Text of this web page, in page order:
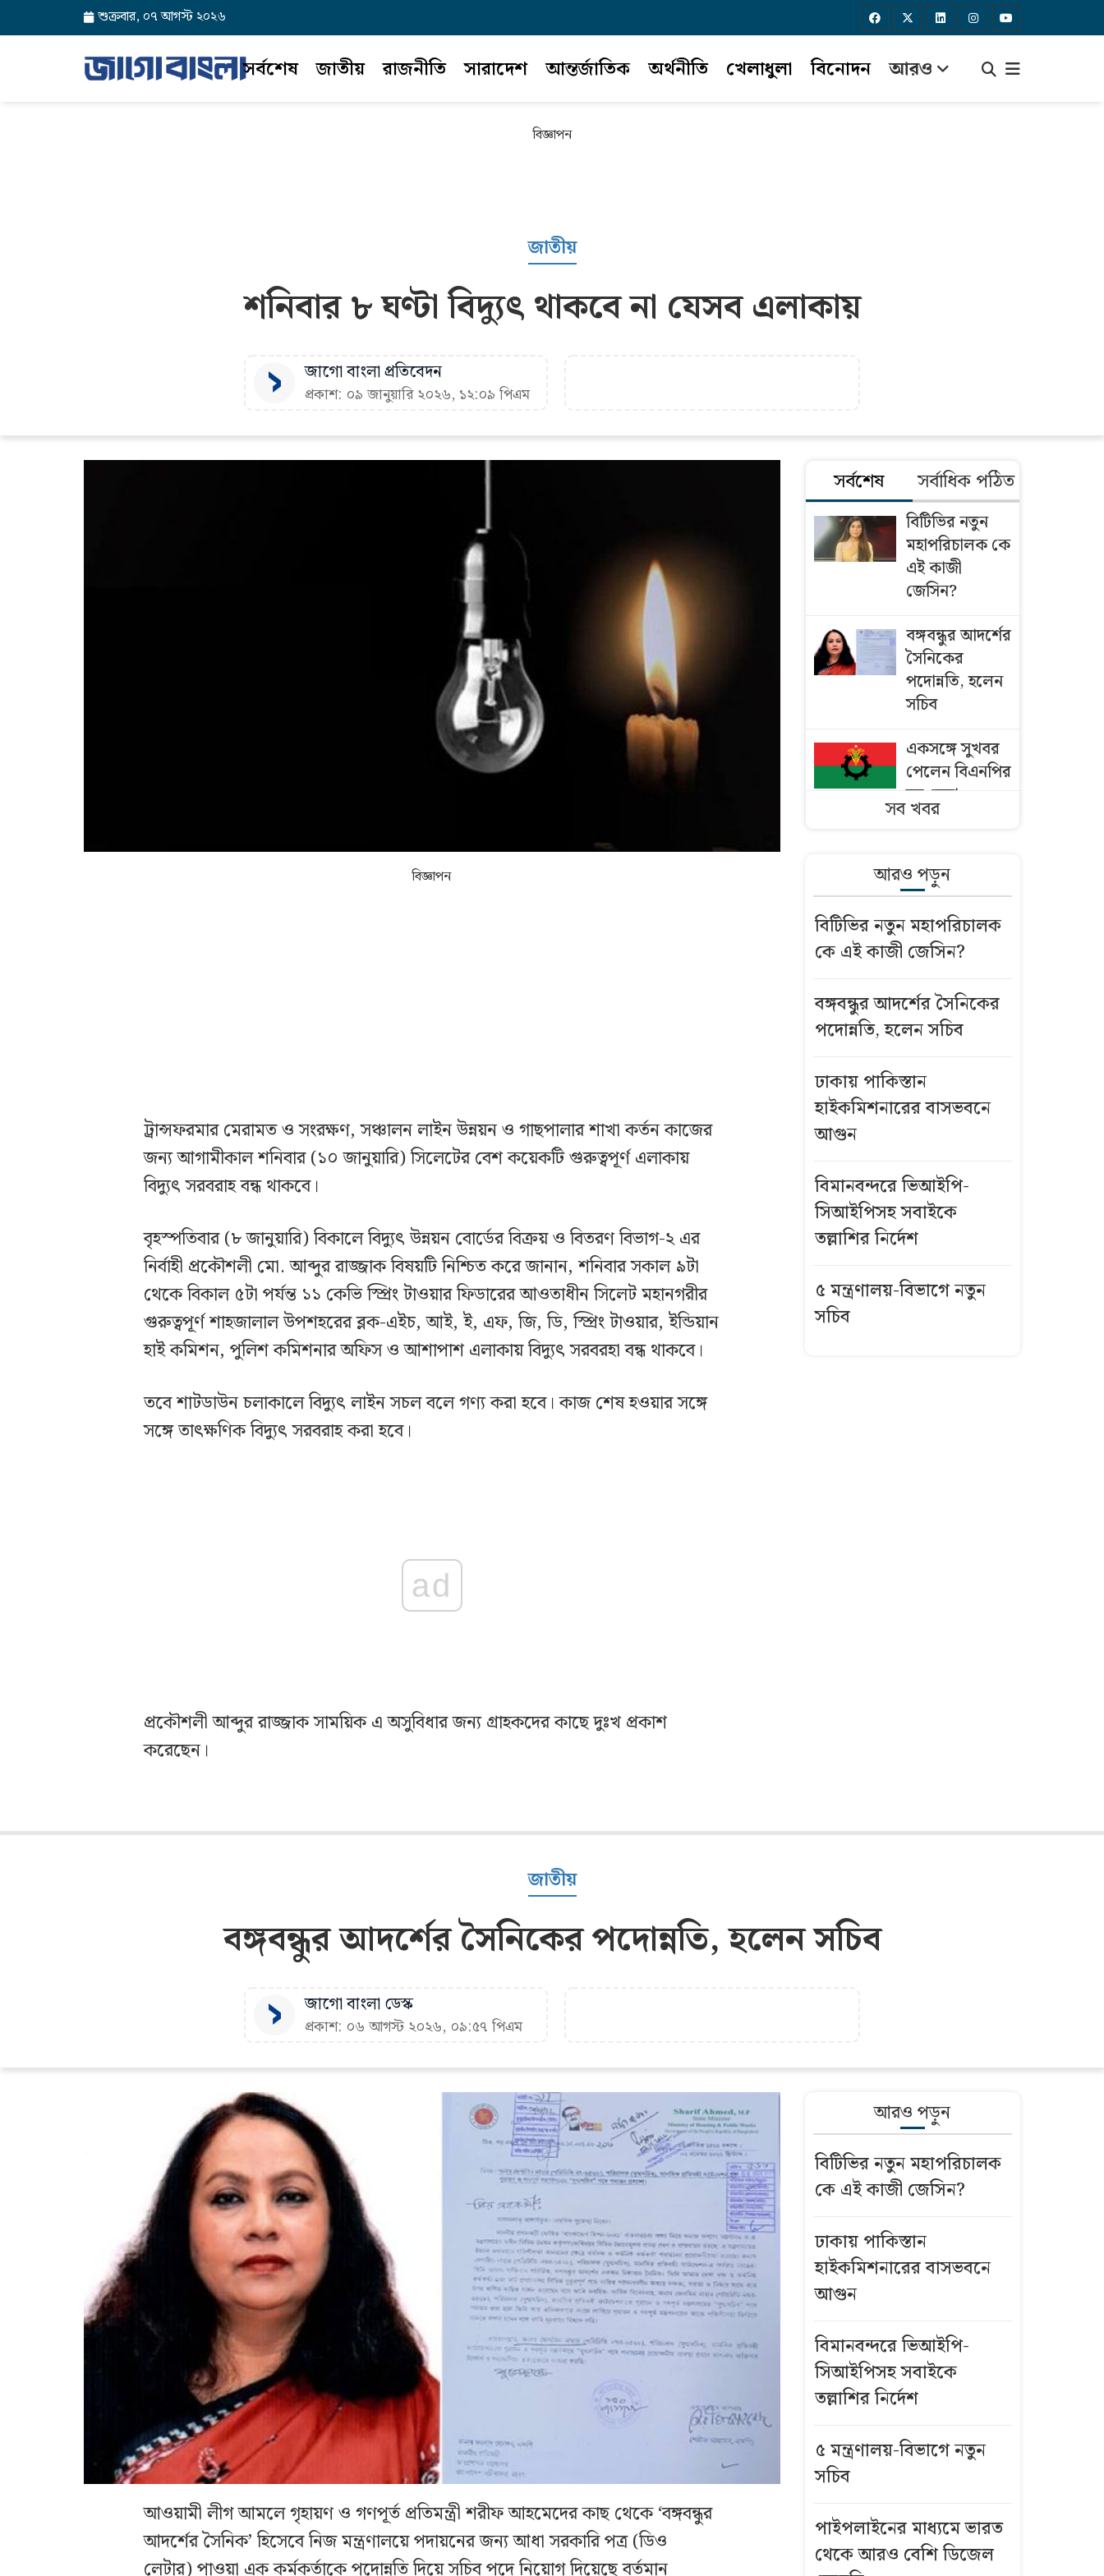
শুক্রবার, ০৭ আগস্ট ২০২৬
সর্বশেষ জাতীয় রাজনীতি সারাদেশ আন্তর্জাতিক অর্থনীতি খেলাধুলা বিনোদন আরও
বিজ্ঞাপন
জাতীয়
শনিবার ৮ ঘণ্টা বিদ্যুৎ থাকবে না যেসব এলাকায়
জাগো বাংলা প্রতিবেদন
প্রকাশ: ০৯ জানুয়ারি ২০২৬, ১২:০৯ পিএম
বিজ্ঞাপন
ট্রান্সফরমার মেরামত ও সংরক্ষণ, সঞ্চালন লাইন উন্নয়ন ও গাছপালার শাখা কর্তন কাজের
জন্য আগামীকাল শনিবার (১০ জানুয়ারি) সিলেটের বেশ কয়েকটি গুরুত্বপূর্ণ এলাকায়
বিদ্যুৎ সরবরাহ বন্ধ থাকবে।
বৃহস্পতিবার (৮ জানুয়ারি) বিকালে বিদ্যুৎ উন্নয়ন বোর্ডের বিক্রয় ও বিতরণ বিভাগ-২ এর
নির্বাহী প্রকৌশলী মো. আব্দুর রাজ্জাক বিষয়টি নিশ্চিত করে জানান, শনিবার সকাল ৯টা
থেকে বিকাল ৫টা পর্যন্ত ১১ কেভি স্প্রিং টাওয়ার ফিডারের আওতাধীন সিলেট মহানগরীর
গুরুত্বপূর্ণ শাহজালাল উপশহরের ব্লক-এইচ, আই, ই, এফ, জি, ডি, স্প্রিং টাওয়ার, ইন্ডিয়ান
হাই কমিশন, পুলিশ কমিশনার অফিস ও আশাপাশ এলাকায় বিদ্যুৎ সরবরহা বন্ধ থাকবে।
তবে শাটডাউন চলাকালে বিদ্যুৎ লাইন সচল বলে গণ্য করা হবে। কাজ শেষ হওয়ার সঙ্গে
সঙ্গে তাৎক্ষণিক বিদ্যুৎ সরবরাহ করা হবে।
ad
প্রকৌশলী আব্দুর রাজ্জাক সাময়িক এ অসুবিধার জন্য গ্রাহকদের কাছে দুঃখ প্রকাশ
করেছেন।
সর্বশেষ সর্বাধিক পঠিত
বিটিভির নতুন
মহাপরিচালক কে
এই কাজী
জেসিন?
বঙ্গবন্ধুর আদর্শের
সৈনিকের
পদোন্নতি, হলেন
সচিব
একসঙ্গে সুখবর
পেলেন বিএনপির
ছয় নেতা
হাইকমিশনারের
বাসভবনে আগুন
বাংলাদেশি
কৃষকদের ভিসা
মসজিদের মাইক
নিয়ে অমিত
এমপির বৈঠক
সিআইপিসহ
সবাইকে তল্লাশির
নির্দেশ
আ.লীগ নেতার
সব খবর
আরও পড়ুন
বিটিভির নতুন মহাপরিচালক
কে এই কাজী জেসিন?
বঙ্গবন্ধুর আদর্শের সৈনিকের
পদোন্নতি, হলেন সচিব
ঢাকায় পাকিস্তান
হাইকমিশনারের বাসভবনে
আগুন
বিমানবন্দরে ভিআইপি-
সিআইপিসহ সবাইকে
তল্লাশির নির্দেশ
৫ মন্ত্রণালয়-বিভাগে নতুন
সচিব
জাতীয়
বঙ্গবন্ধুর আদর্শের সৈনিকের পদোন্নতি, হলেন সচিব
জাগো বাংলা ডেস্ক
প্রকাশ: ০৬ আগস্ট ২০২৬, ০৯:৫৭ পিএম
আওয়ামী লীগ আমলে গৃহায়ণ ও গণপূর্ত প্রতিমন্ত্রী শরীফ আহমেদের কাছ থেকে ‘বঙ্গবন্ধুর
আদর্শের সৈনিক’ হিসেবে নিজ মন্ত্রণালয়ে পদায়নের জন্য আধা সরকারি পত্র (ডিও
লেটার) পাওয়া এক কর্মকর্তাকে পদোন্নতি দিয়ে সচিব পদে নিয়োগ দিয়েছে বর্তমান
আরও পড়ুন
বিটিভির নতুন মহাপরিচালক
কে এই কাজী জেসিন?
ঢাকায় পাকিস্তান
হাইকমিশনারের বাসভবনে
আগুন
বিমানবন্দরে ভিআইপি-
সিআইপিসহ সবাইকে
তল্লাশির নির্দেশ
৫ মন্ত্রণালয়-বিভাগে নতুন
সচিব
পাইপলাইনের মাধ্যমে ভারত
থেকে আরও বেশি ডিজেল